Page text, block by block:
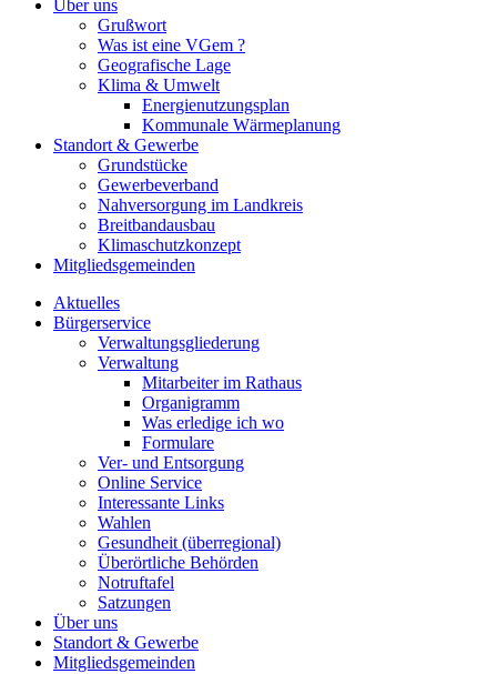
Über uns
Grußwort
Was ist eine VGem ?
Geografische Lage
Klima & Umwelt
Energienutzungsplan
Kommunale Wärmeplanung
Standort & Gewerbe
Grundstücke
Gewerbeverband
Nahversorgung im Landkreis
Breitbandausbau
Klimaschutzkonzept
Mitgliedsgemeinden
Aktuelles
Bürgerservice
Verwaltungsgliederung
Verwaltung
Mitarbeiter im Rathaus
Organigramm
Was erledige ich wo
Formulare
Ver- und Entsorgung
Online Service
Interessante Links
Wahlen
Gesundheit (überregional)
Überörtliche Behörden
Notruftafel
Satzungen
Über uns
Standort & Gewerbe
Mitgliedsgemeinden